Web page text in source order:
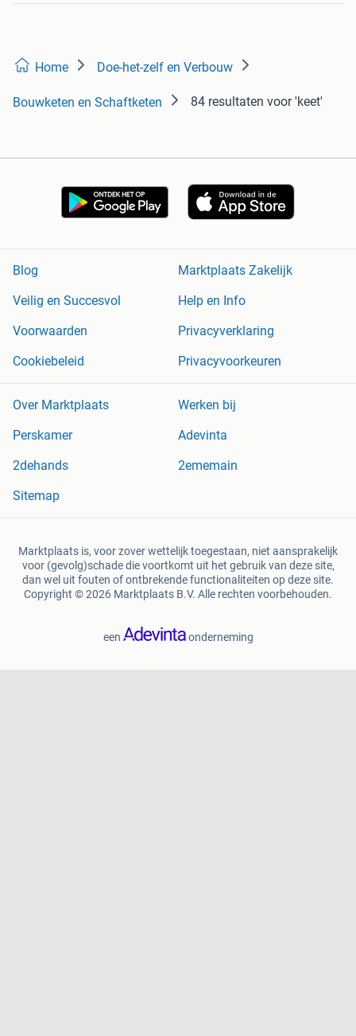
Home Doe-het-zelf en Verbouw
Bouwketen en Schaftketen 84 resultaten voor 'keet'
Blog
Marktplaats Zakelijk
Veilig en Succesvol
Help en Info
Voorwaarden
Privacyverklaring
Cookiebeleid
Privacyvoorkeuren
Over Marktplaats
Werken bij
Perskamer
Adevinta
2dehands
2ememain
Sitemap
Marktplaats is, voor zover wettelijk toegestaan, niet aansprakelijk
voor (gevolg)schade die voortkomt uit het gebruik van deze site,
dan wel uit fouten of ontbrekende functionaliteiten op deze site.
Copyright © 2026 Marktplaats B.V. Alle rechten voorbehouden.
een onderneming